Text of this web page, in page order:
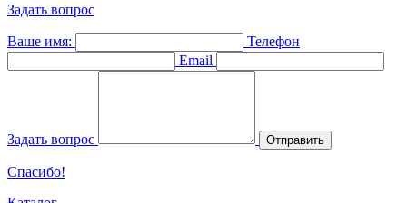
Задать вопрос
Ваше имя:
Телефон
Email
Задать вопрос Отправить
Спасибо!